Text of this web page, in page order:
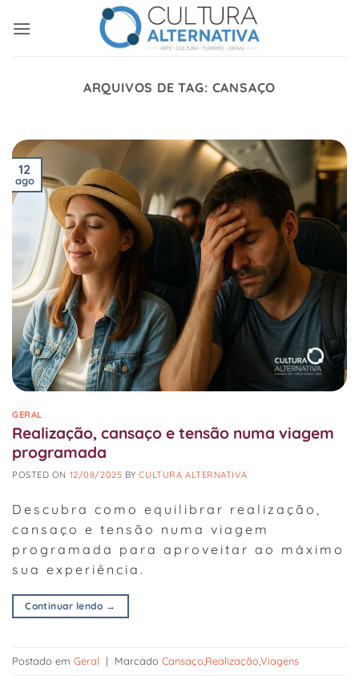
ARQUIVOS DE TAG: CANSAÇO
12
ago
GERAL
Realização, cansaço e tensão numa viagem
programada
POSTED ON 12/08/2025 BYCULTURA ALTERNATIVA
Descubra como equilibrar realização,
cansaço e tensão numa viagem
programada para aproveitar ao máximo
sua experiência.
Continuar lendo →
Postado em Geral | Marcado Cansaço RealizaçãoViagens